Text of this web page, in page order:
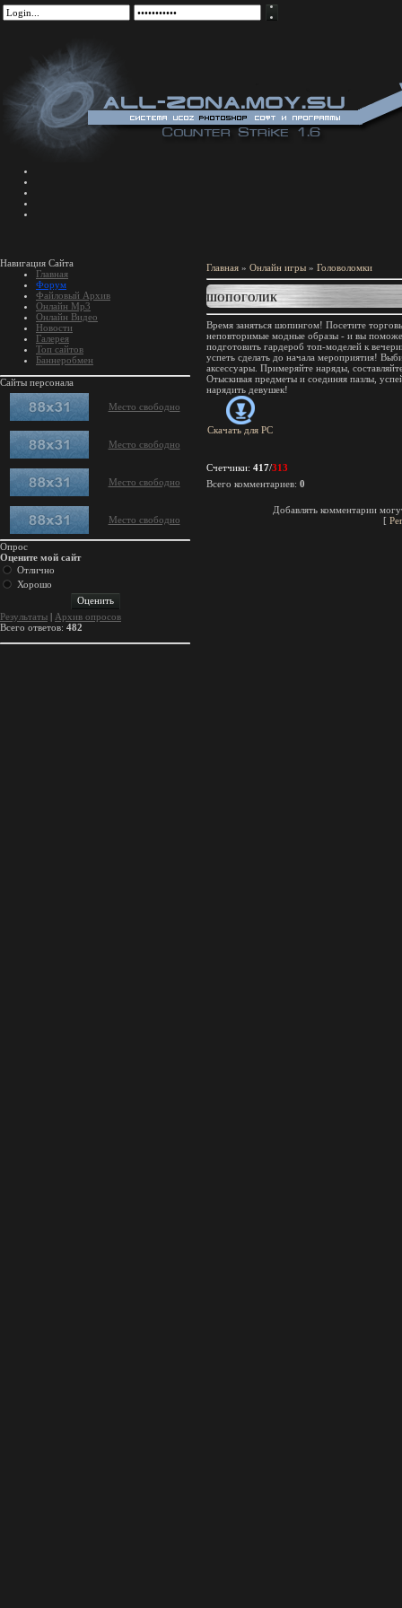
Навигация Сайта
Главная
Форум
Файловый Архив
Онлайн Mp3
Онлайн Видео
Новости
Галерея
Топ сайтов
Баннеробмен
Сайты персонала
Место свободно
Место свободно
Место свободно
Место свободно
Опрос
Оцените мой сайт
Отлично
Хорошо
Результаты | Архив опросов
Всего ответов: 482
Главная » Онлайн игры » Головоломки
ШОПОГОЛИК
Время заняться шопингом! Посетите
неповторимые модные образы - и вы
подготовить гардероб топ-моделей к
успеть сделать до начала мероприятия!
аксессуары. Примеряйте наряды,
Отыскивая предметы и соединяя пазлы,
нарядить девушек!
Скачать для PC
Счетчики: 417/313
Всего комментариев: 0
Добавлять комментарии
[